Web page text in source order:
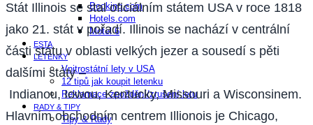
Booking.com
Hotels.com
Motel 6
ESTA
LETENKY
Vnitrostátní lety v USA
12 tipů jak koupit letenku
Reklamace zpoždění/zrušení letu
RADY & TIPY
Tipy & Rady
Stát Illinois se stal oficiálním státem USA v roce 1818
jako 21. stát v pořadí. Illinois se nachází v centrální
části státu v oblasti velkých jezer a sousedí s pěti
dalšími státy –
Indianou, Iowou, Kentucky, Missouri a Wisconsinem.
Hlavním obchodním centrem Illionois je Chicago,